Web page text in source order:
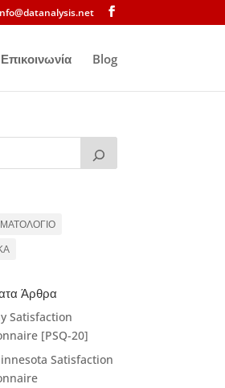
Επικοινωνία Blog
Άρθρα
Satisfaction
[PSQ-20]
Satisfaction